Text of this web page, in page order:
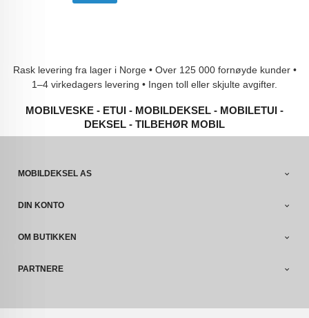
Rask levering fra lager i Norge • Over 125 000 fornøyde kunder •
1–4 virkedagers levering • Ingen toll eller skjulte avgifter.
MOBILVESKE - ETUI - MOBILDEKSEL - MOBILETUI -
DEKSEL - TILBEHØR MOBIL
MOBILDEKSEL AS
DIN KONTO
OM BUTIKKEN
PARTNERE